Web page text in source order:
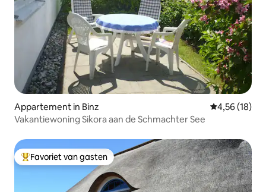
Appartement in Binz Gemiddelde
4,56 (18)
Vakantiewoning Sikora aan de Schmachter See
Topfavoriet van gasten
Favoriet van gasten